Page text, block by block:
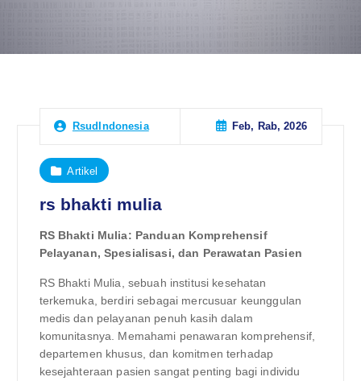
RsudIndonesia Feb, Rab, 2026
Artikel
rs bhakti mulia
RS Bhakti Mulia: Panduan Komprehensif
Pelayanan, Spesialisasi, dan Perawatan Pasien
RS Bhakti Mulia, sebuah institusi kesehatan
terkemuka, berdiri sebagai mercusuar keunggulan
medis dan pelayanan penuh kasih dalam
komunitasnya. Memahami penawaran komprehensif,
departemen khusus, dan komitmen terhadap
kesejahteraan pasien sangat penting bagi individu